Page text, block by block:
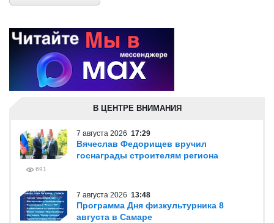
В ЦЕНТРЕ ВНИМАНИЯ
7 августа 2026 17:29
Вячеслав Федорищев вручил
госнаграды строителям региона
691
7 августа 2026 13:48
Программа Дня физкультурника 8
августа в Самаре